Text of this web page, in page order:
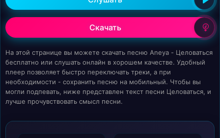
Скачать
На этой странице вы можете скачать песню Aneya - Целоваться
бесплатно или слушать онлайн в хорошем качестве. Удобный
плеер позволяет быстро переключать треки, а при
необходимости - сохранить песню на мобильный. Чтобы вы
могли подпевать, ниже представлен текст песни Целоваться, и
лучше прочувствовать смысл песни.